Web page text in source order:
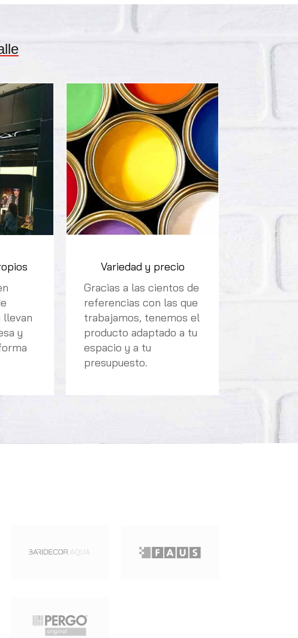
llevan
y
Variedad y precio
Gracias a las cientos de
referencias con las que
trabajamos, tenemos el
producto adaptado a tu
espacio y a tu
presupuesto.